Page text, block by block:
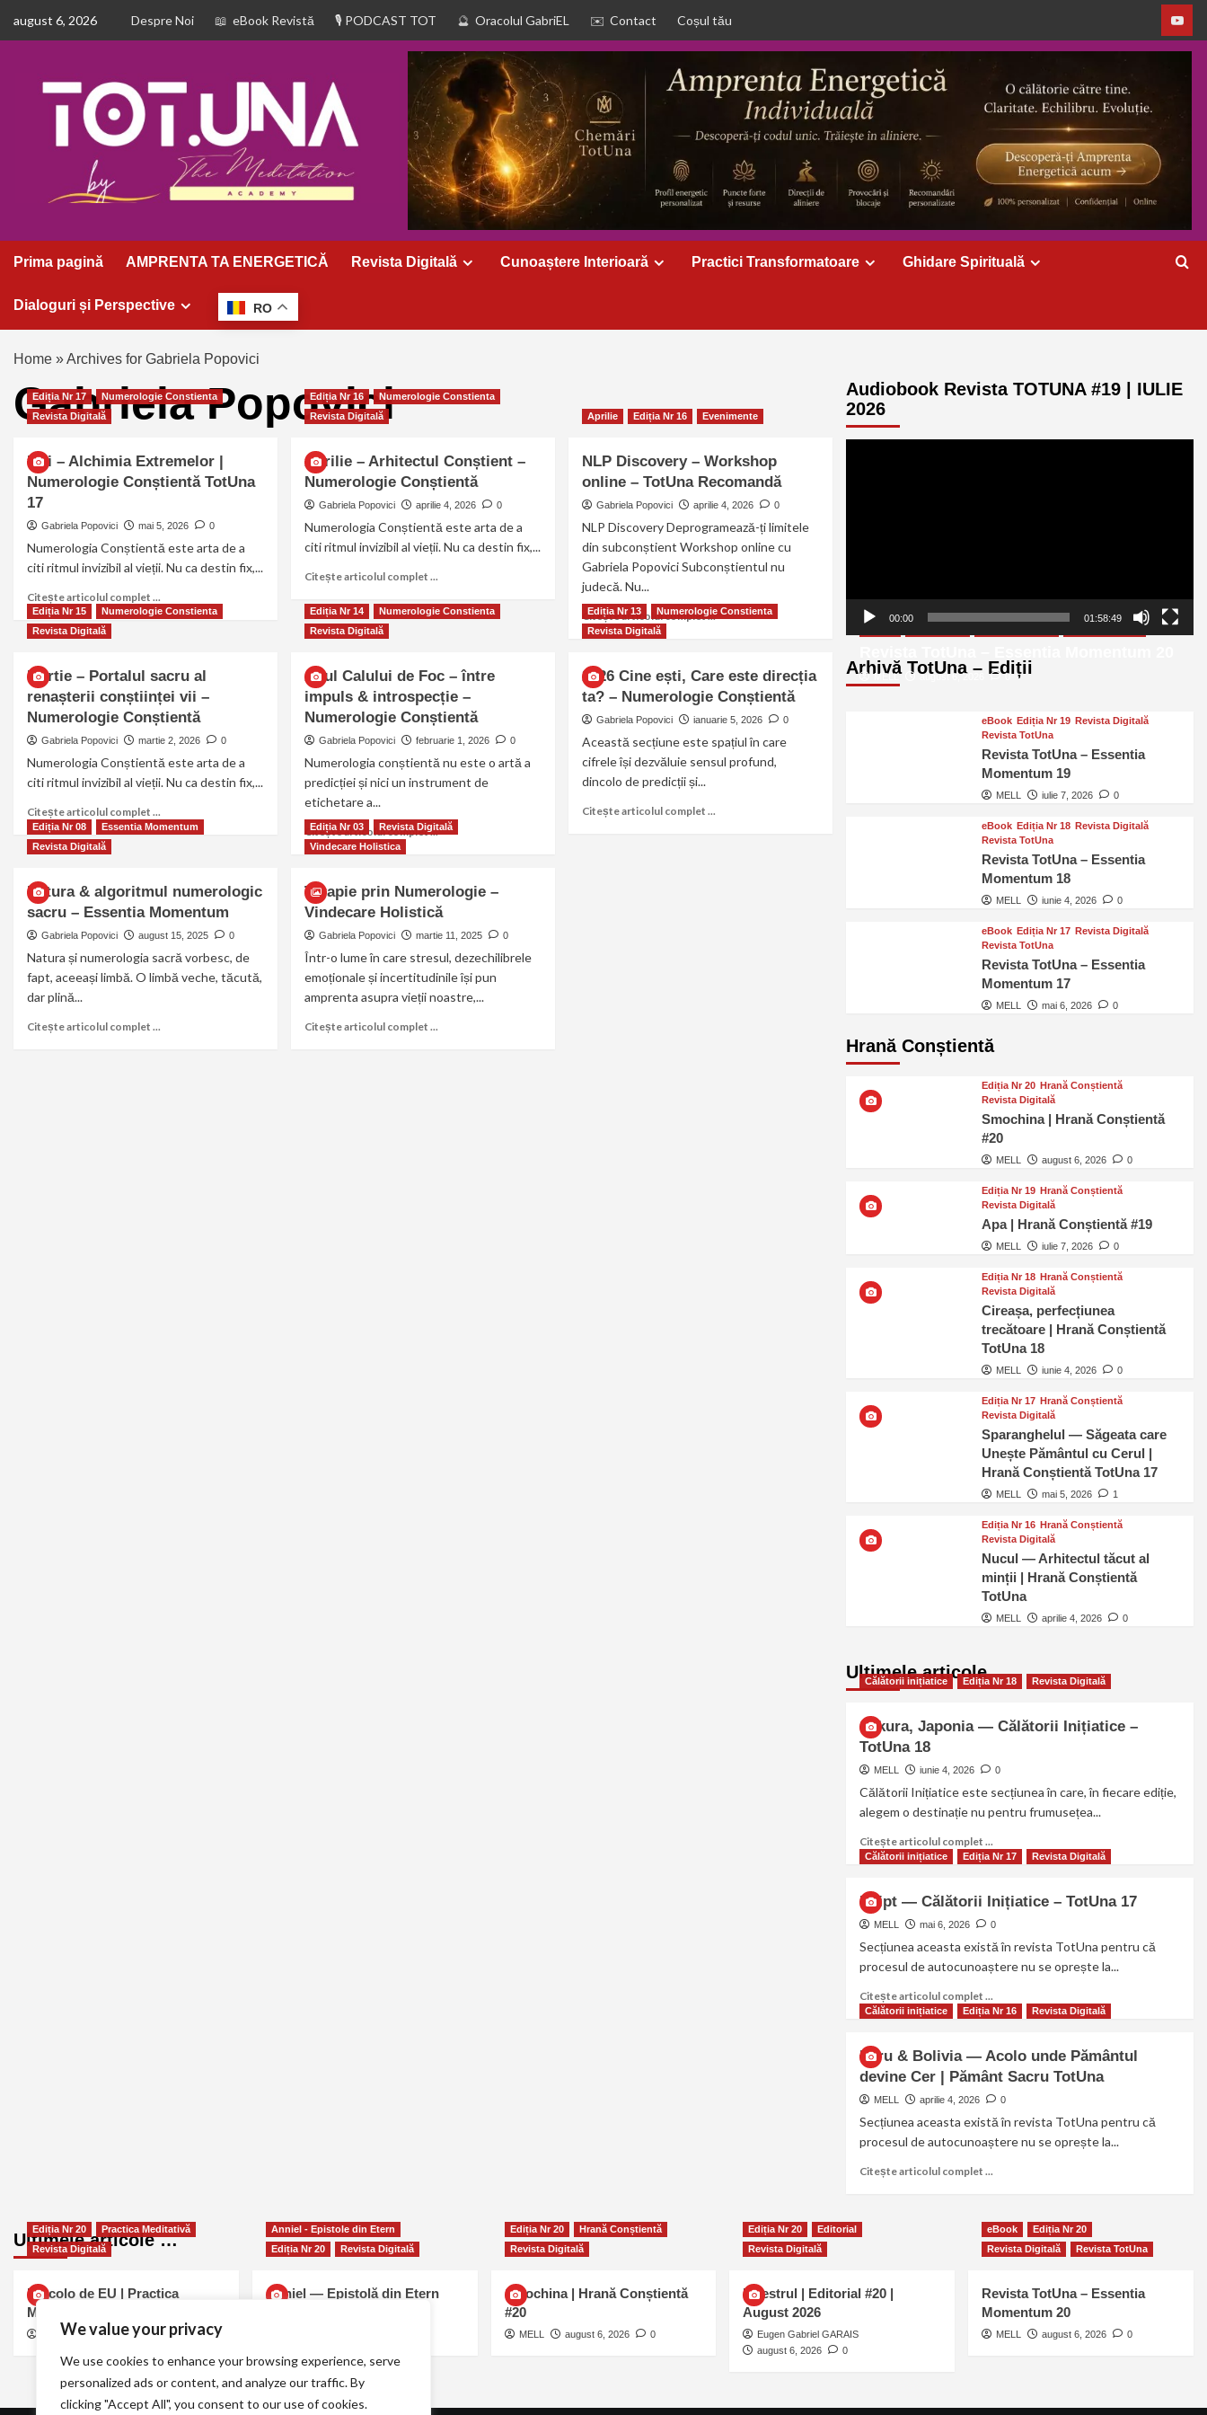
We value your privacy
We use cookies to enhance your browsing experience, serve
personalized ads or content, and analyze our traffic. By
clicking "Accept All", you consent to our use of cookies.
august 6, 2026 Despre Noi eBook Revistă PODCAST TOT Oracolul GabriEL Contact Coșul tău
Prima pagină AMPRENTA TA ENERGETICĂ Revista Digitală Cunoaștere Interioară Practici Transformatoare Ghidare Spirituală
Dialoguri și Perspective RO
Home »Archives for Gabriela Popovici
Gabriela Popovici
Ediția Nr 17
Numerologie Constienta
Revista Digitală
Mai – Alchimia Extremelor |
Numerologie Conștientă TotUna
17
Gabriela Popovici mai 5, 2026 0
Numerologia Conștientă este arta de a
citi ritmul invizibil al vieții. Nu ca destin fix,...
Citește articolul complet ...
Ediția Nr 16
Numerologie Constienta
Revista Digitală
Aprilie – Arhitectul Conștient –
Numerologie Conștientă
Gabriela Popovici aprilie 4, 2026 0
Numerologia Conștientă este arta de a
citi ritmul invizibil al vieții. Nu ca destin fix,...
Citește articolul complet ...
Aprilie Ediția Nr 16 Evenimente
NLP Discovery – Workshop
online – TotUna Recomandă
Gabriela Popovici aprilie 4, 2026 0
NLP Discovery Deprogramează-ți limitele
din subconștient Workshop online cu
Gabriela Popovici Subconștientul nu
judecă. Nu...
Citește articolul complet ...
Ediția Nr 15
Numerologie Constienta
Revista Digitală
Martie – Portalul sacru al
renașterii conștiinței vii –
Numerologie Conștientă
Gabriela Popovici martie 2, 2026 0
Numerologia Conștientă este arta de a
citi ritmul invizibil al vieții. Nu ca destin fix,...
Citește articolul complet ...
Ediția Nr 14
Numerologie Constienta
Revista Digitală
Anul Calului de Foc – între
impuls & introspecție –
Numerologie Conștientă
Gabriela Popovici februarie 1, 2026 0
Numerologia conștientă nu este o artă a
predicției și nici un instrument de
etichetare a...
Citește articolul complet ...
Ediția Nr 13
Numerologie Constienta
Revista Digitală
2026 Cine ești, Care este direcția
ta? – Numerologie Conștientă
Gabriela Popovici ianuarie 5, 2026 0
Această secțiune este spațiul în care
cifrele își dezvăluie sensul profund,
dincolo de predicții și...
Citește articolul complet ...
Ediția Nr 08
Essentia Momentum
Revista Digitală
Natura & algoritmul numerologic
sacru – Essentia Momentum
Gabriela Popovici august 15, 2025 0
Natura și numerologia sacră vorbesc, de
fapt, aceeași limbă. O limbă veche, tăcută,
dar plină...
Citește articolul complet ...
Ediția Nr 03
Revista Digitală
Vindecare Holistica
Terapie prin Numerologie –
Vindecare Holistică
Gabriela Popovici martie 11, 2025 0
Într-o lume în care stresul, dezechilibrele
emoționale și incertitudinile își pun
amprenta asupra vieții noastre,...
Citește articolul complet ...
Audiobook Revista TOTUNA #19 | IULIE
2026
00:00 01:58:49
Arhivă TotUna – Ediții
MELL august 6, 2026 0
eBook Ediția Nr 19 Revista Digitală
Revista TotUna
Revista TotUna – Essentia
Momentum 19
MELL iulie 7, 2026 0
eBook Ediția Nr 18 Revista Digitală
Revista TotUna
Revista TotUna – Essentia
Momentum 18
MELL iunie 4, 2026 0
eBook Ediția Nr 17 Revista Digitală
Revista TotUna
Revista TotUna – Essentia
Momentum 17
MELL mai 6, 2026 0
Hrană Conștientă
Ediția Nr 20 Hrană Conștientă
Revista Digitală
Smochina | Hrană Conștientă
#20
MELL august 6, 2026 0
Ediția Nr 19 Hrană Conștientă
Revista Digitală
Apa | Hrană Conștientă #19
MELL iulie 7, 2026 0
Ediția Nr 18 Hrană Conștientă
Revista Digitală
Cireașa, perfecțiunea
trecătoare | Hrană Conștientă
TotUna 18
MELL iunie 4, 2026 0
Ediția Nr 17 Hrană Conștientă
Revista Digitală
Sparanghelul — Săgeata care
Unește Pământul cu Cerul |
Hrană Conștientă TotUna 17
MELL mai 5, 2026 1
Ediția Nr 16 Hrană Conștientă
Revista Digitală
Nucul — Arhitectul tăcut al
minții | Hrană Conștientă
TotUna
MELL aprilie 4, 2026 0
Ultimele articole
Călătorii inițiatice Ediția Nr 18 Revista Digitală
Sakura, Japonia — Călătorii Inițiatice –
TotUna 18
MELL iunie 4, 2026 0
Călătorii Inițiatice este secțiunea în care, în fiecare ediție,
alegem o destinație nu pentru frumusețea...
Citește articolul complet ...
Călătorii inițiatice Ediția Nr 17 Revista Digitală
Egipt — Călătorii Inițiatice – TotUna 17
MELL mai 6, 2026 0
Secțiunea aceasta există în revista TotUna pentru că
procesul de autocunoaștere nu se oprește la...
Citește articolul complet ...
Călătorii inițiatice Ediția Nr 16 Revista Digitală
Peru & Bolivia — Acolo unde Pământul
devine Cer | Pământ Sacru TotUna
MELL aprilie 4, 2026 0
Secțiunea aceasta există în revista TotUna pentru că
procesul de autocunoaștere nu se oprește la...
Citește articolul complet ...
Ultimele articole …
Ediția Nr 20
Practica Meditativă
Revista Digitală
Dincolo de EU | Practica
Meditativă #20
MELL august 6, 2026 0
Anniel - Epistole din Etern
Ediția Nr 20
Revista Digitală
Anniel — Epistolă din Etern
Ediția Nr 20
Hrană Conștientă
Revista Digitală
Smochina | Hrană Conștientă
#20
MELL august 6, 2026 0
Ediția Nr 20
Editorial
Revista Digitală
Maestrul | Editorial #20 |
August 2026
Eugen Gabriel GARAIS
august 6, 2026
0
eBook
Ediția Nr 20
Revista Digitală
Revista TotUna
Revista TotUna – Essentia
Momentum 20
MELL august 6, 2026 0